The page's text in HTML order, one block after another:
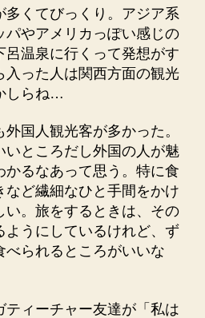
多くてびっくり。アジア系
パやアメリカっぽい感じの
呂温泉に行くって発想がす
入った人は関西方面の観光
しらね…
国人観光客が多かった。
いところだし外国の人が魅
かるなあって思う。特に食
など繊細なひと手間をかけ
い。旅をするときは、その
ようにしているけれど、ず
べられるところがいいな
ティーチャー友達が「私は